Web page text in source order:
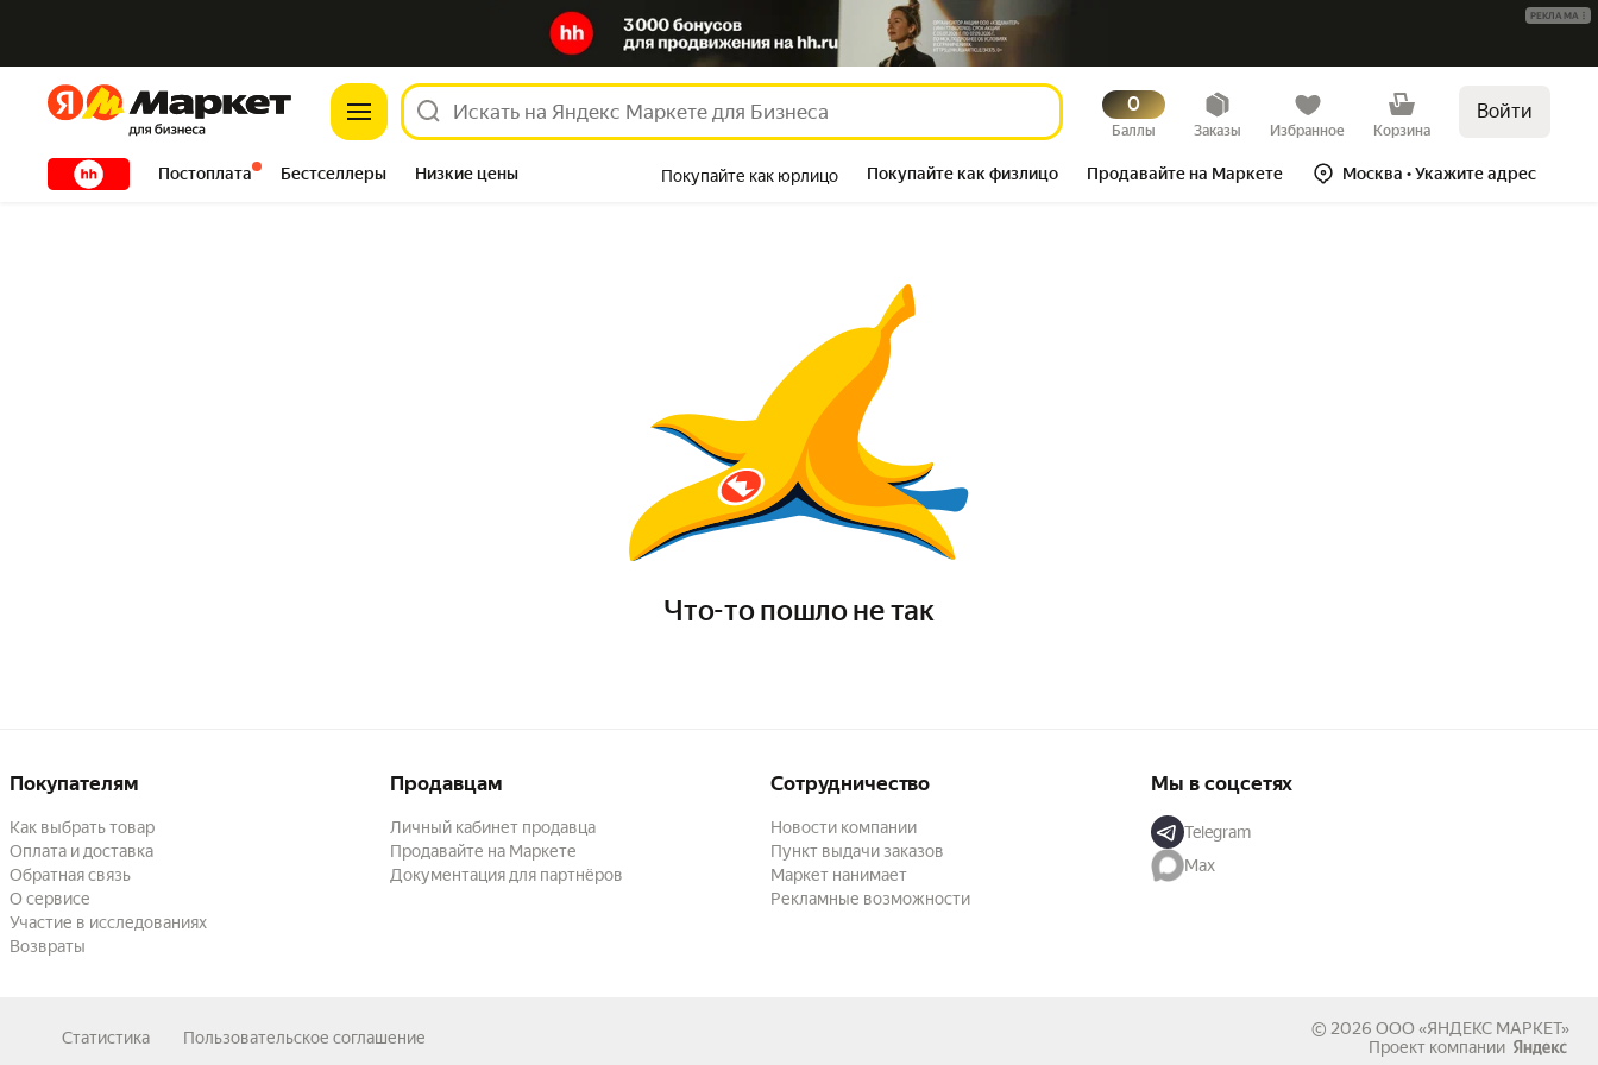
ЯндексЯндекс
0
Баллы Заказы Избранное Корзина
Войти
XXXXX Постоплата Бестселлеры Низкие цены Покупайте как юрлицо Покупайте как физлицо Продавайте на Маркете Москва • Укажите адрес
РЕКЛАМА
Что-то пошло не так
Покупателям
Как выбрать товар
Оплата и доставка
Обратная связь
О сервисе
Участие в исследованиях
Возвраты
Продавцам
Личный кабинет продавца
Продавайте на Маркете
Документация для партнёров
Сотрудничество
Новости компании
Пункт выдачи заказов
Маркет нанимает
Рекламные возможности
Мы в соцсетях
Telegram
Max
Статистика Пользовательское соглашение © 2026 ООО «ЯНДЕКС МАРКЕТ»
Проект компании